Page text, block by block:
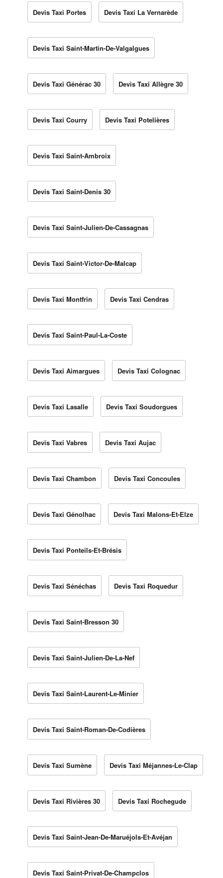
Devis Taxi Portes Devis Taxi La Vernarède
Devis Taxi Saint-Martin-De-Valgalgues
Devis Taxi Générac 30 Devis Taxi Allègre 30
Devis Taxi Courry Devis Taxi Potelières
Devis Taxi Saint-Ambroix
Devis Taxi Saint-Denis 30
Devis Taxi Saint-Julien-De-Cassagnas
Devis Taxi Saint-Victor-De-Malcap
Devis Taxi Montfrin Devis Taxi Cendras
Devis Taxi Saint-Paul-La-Coste
Devis Taxi Aimargues Devis Taxi Colognac
Devis Taxi Lasalle Devis Taxi Soudorgues
Devis Taxi Vabres Devis Taxi Aujac
Devis Taxi Chambon Devis Taxi Concoules
Devis Taxi Génolhac Devis Taxi Malons-Et-Elze
Devis Taxi Ponteils-Et-Brésis
Devis Taxi Sénéchas Devis Taxi Roquedur
Devis Taxi Saint-Bresson 30
Devis Taxi Saint-Julien-De-La-Nef
Devis Taxi Saint-Laurent-Le-Minier
Devis Taxi Saint-Roman-De-Codières
Devis Taxi Sumène Devis Taxi Méjannes-Le-Clap
Devis Taxi Rivières 30 Devis Taxi Rochegude
Devis Taxi Saint-Jean-De-Maruéjols-Et-Avéjan
Devis Taxi Saint-Privat-De-Champclos